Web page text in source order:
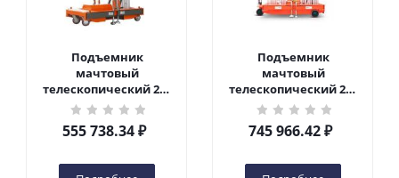
Подъемник
мачтовый
телескопический 200
кг 6 м TOR GTWY6-200S
DC 2-мачтовый
(автономный) (G) в
555 738.34₽
Подъемник
мачтовый
телескопический 200
кг 10 м TOR GTWY10-
200S DC 2-мачтовый
(автономный) (N) в
745 966.42₽